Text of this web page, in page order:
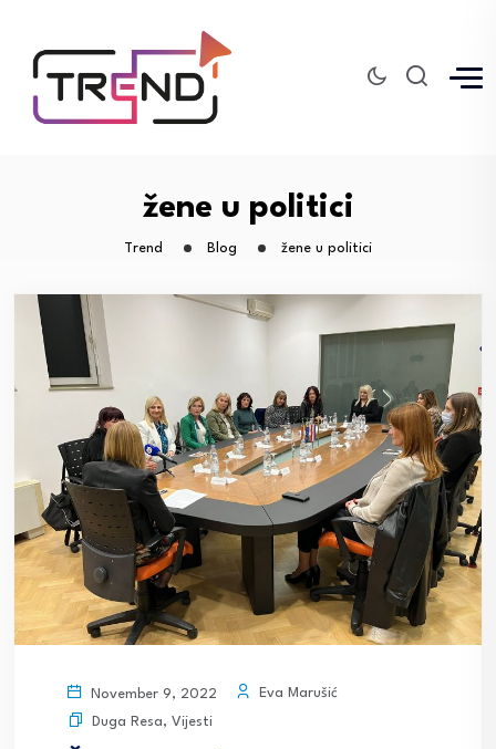
žene u politici
Trend Blog žene u politici
November 9, 2022
Eva Marušić
Duga Resa, Vijesti